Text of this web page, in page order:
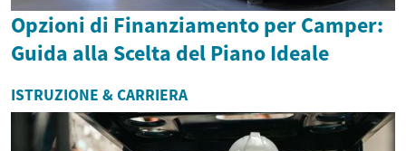
Opzioni di Finanziamento per Camper:
Guida alla Scelta del Piano Ideale
ISTRUZIONE & CARRIERA